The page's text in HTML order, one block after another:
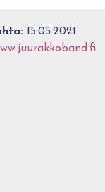
15.05.2021